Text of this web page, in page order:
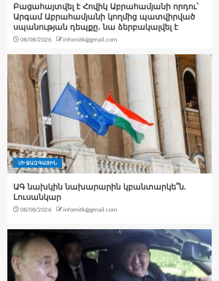
Բացահայտվել է Հովիկ Աբրահամյանի որդու՝
Արգամ Աբրահամյանի կողմից պատվիրված
սպանության դեպքը․ նա ձերբակալվել է
08/08/2026 infomitk@gmail.com
ՄԻՋԱԶԳԱՅԻՆ
ԱԳ նախկին նախարարին կբանտարկե՞ն.
Լուսանկար
08/08/2026 infomitk@gmail.com